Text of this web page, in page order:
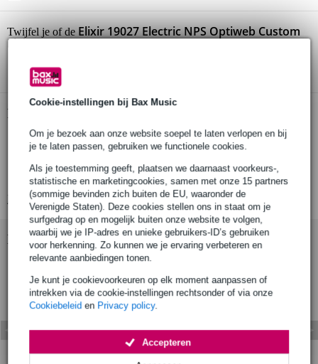
Cookie-instellingen bij Bax Music
Om je bezoek aan onze website soepel te laten verlopen en bij
je te laten passen, gebruiken we functionele cookies.
Als je toestemming geeft, plaatsen we daarnaast voorkeurs-,
statistische en marketingcookies, samen met onze 15 partners
(sommige bevinden zich buiten de EU, waaronder de
Verenigde Staten). Deze cookies stellen ons in staat om je
surfgedrag op en mogelijk buiten onze website te volgen,
waarbij we je IP-adres en unieke gebruikers-ID’s gebruiken
voor herkenning. Zo kunnen we je ervaring verbeteren en
relevante aanbiedingen tonen.
Je kunt je cookievoorkeuren op elk moment aanpassen of
intrekken via de cookie-instellingen rechtsonder of via onze
Cookiebeleid en Privacy policy.
Accepteren
Twijfel je of deElixir 19027 Electric NPS Optiweb Custom
Light 9-46 snarenset
Productinformatie
Elixir 19027 Electric NPS Optiweb Custom Light 9-46
materiaal: nickel plated steel
Bekijk alle productspecificaties
Bekijk ook eens (9)